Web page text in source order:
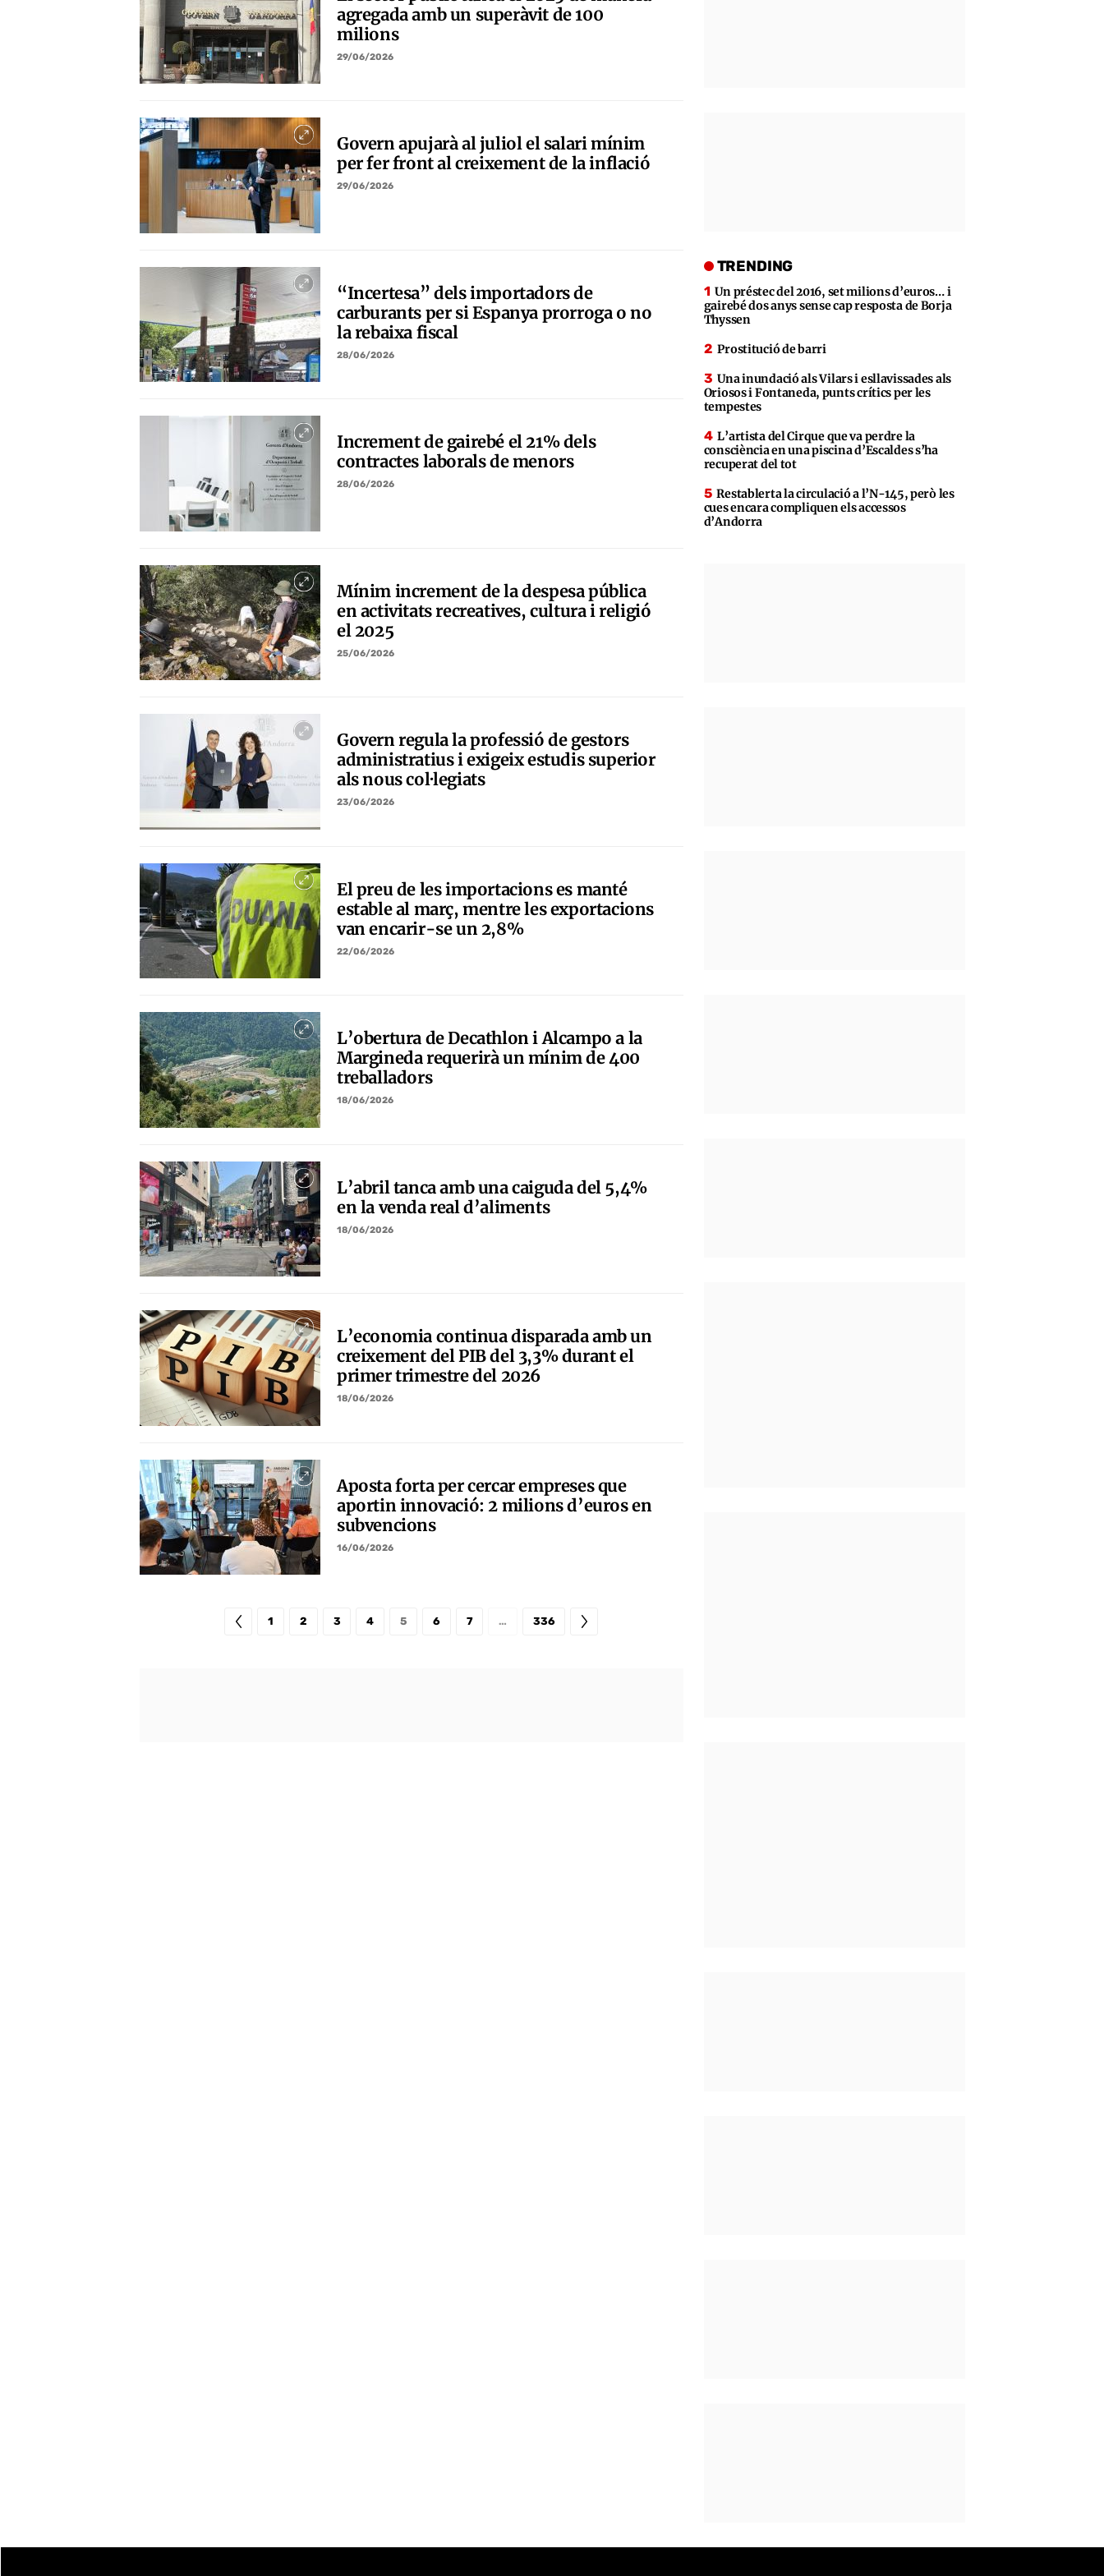
agregada amb un superàvit de 100
milions
29/06/2026
Govern apujarà al juliol el salari mínim
per fer front al creixement de la inflació
29/06/2026
“Incertesa” dels importadors de
carburants per si Espanya prorroga o no
la rebaixa fiscal
28/06/2026
Increment de gairebé el 21% dels
contractes laborals de menors
28/06/2026
Mínim increment de la despesa pública
en activitats recreatives, cultura i religió
el 2025
25/06/2026
Govern regula la professió de gestors
administratius i exigeix estudis superior
als nous col·legiats
23/06/2026
El preu de les importacions es manté
estable al març, mentre les exportacions
van encarir-se un 2,8%
22/06/2026
L’obertura de Decathlon i Alcampo a la
Margineda requerirà un mínim de 400
treballadors
18/06/2026
L’abril tanca amb una caiguda del 5,4%
en la venda real d’aliments
18/06/2026
L’economia continua disparada amb un
creixement del PIB del 3,3% durant el
primer trimestre del 2026
18/06/2026
Aposta forta per cercar empreses que
aportin innovació: 2 milions d’euros en
subvencions
16/06/2026
1 2 3 4 5 6 7 … 336
TRENDING
Un préstec del 2016, set milions d’euros… i
gairebé dos anys sense cap resposta de Borja
Thyssen
Prostitució de barri
Una inundació als Vilars i esllavissades als
Oriosos i Fontaneda, punts crítics per les
tempestes
L’artista del Cirque que va perdre la
consciència en una piscina d’Escaldes s’ha
recuperat del tot
Restablerta la circulació a l’N-145, però les
cues encara compliquen els accessos
d’Andorra